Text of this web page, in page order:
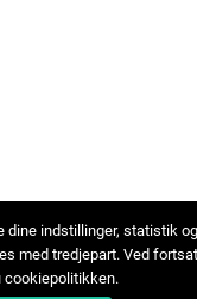
indstillinger, statistik
med tredjepart. Ved
cookiepolitikken.